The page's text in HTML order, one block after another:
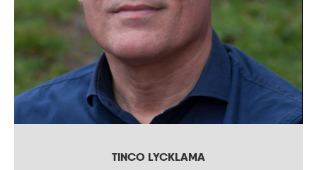
TINCO LYCKLAMA